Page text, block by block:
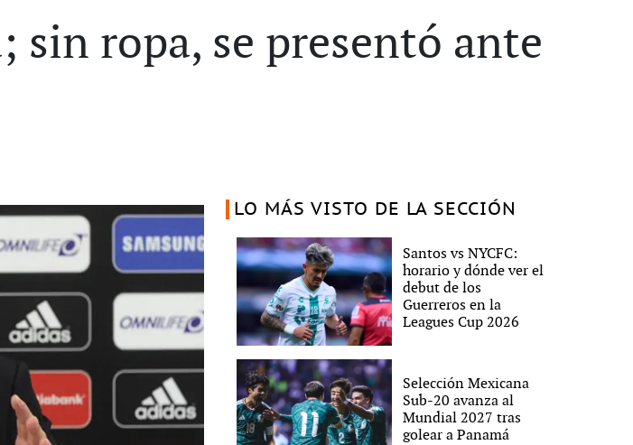
sin ropa, se presentó ante
LO MÁS VISTO DE LA SECCIÓN
Santos vs NYCFC:
horario y dónde ver el
debut de los
Guerreros en la
Leagues Cup 2026
Selección Mexicana
Sub-20 avanza al
Mundial 2027 tras
golear a Panamá